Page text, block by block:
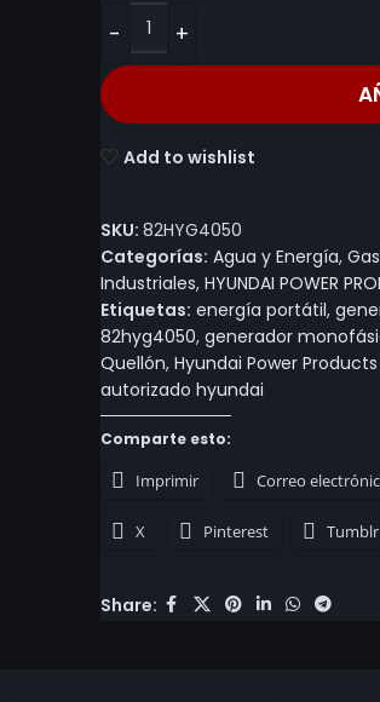
Add to wishlist
SKU: 82HYG4050
Categorías: Agua y Energía,
Industriales, HYUNDAI POWER
Etiquetas: energía portátil,
82hyg4050, generador
Quellón, Hyundai Power
autorizado hyundai
Comparte esto:
Imprimir Correo
X Pinterest Tumblr
Share: